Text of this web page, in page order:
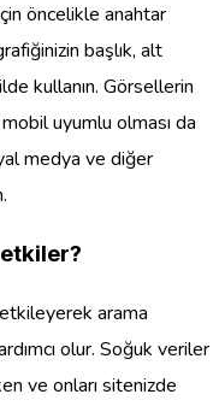
öncelikle anahtar
başlık, alt
kullanın. Görsellerin
uyumlu olması da
medya ve diğer
arama
olur. Soğuk veriler
ve onları sitenizde